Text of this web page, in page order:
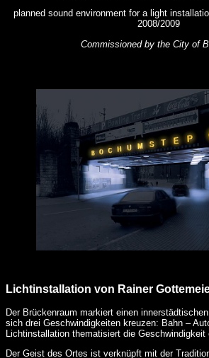
planned sound environment for a light
2008/2009
Commissioned by the City of
Lichtinstallation von Rainer
Der Brückenraum markiert einen
sich drei Geschwindigkeiten kreuzen: Bahn –
Lichtinstallation thematisiert die Geschwindigkeit
Der Geist des Ortes ist verknüpft mit der